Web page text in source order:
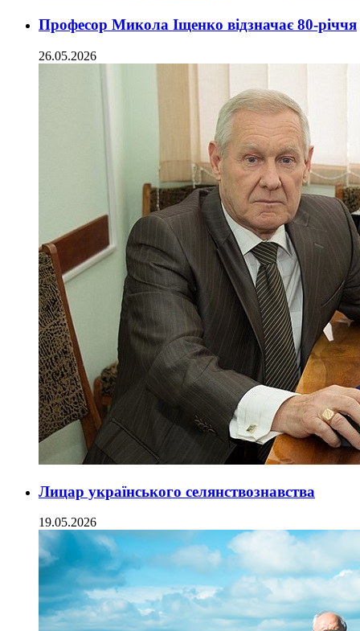
Професор Микола Іщенко відзначає 80-річчя
26.05.2026
Лицар українського селянствознавства
19.05.2026